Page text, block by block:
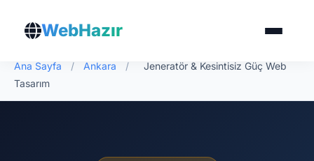
WebHazır
Ana Sayfa / Ankara /
Jeneratör & Kesintisiz Güç Web
Tasarım